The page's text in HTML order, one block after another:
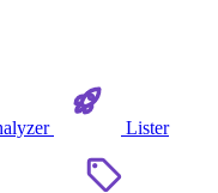
Lister